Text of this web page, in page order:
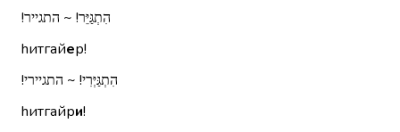
הִתְגַּיֵּר!‏ ~ התגייר!‏
hитгайер!
הִתְגַּיְּרִי!‏ ~ התגיירי!‏
hитгайри!